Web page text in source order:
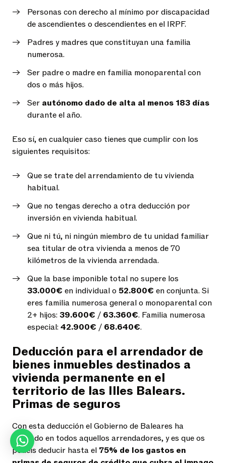
Personas con derecho al mínimo por discapacidad
de ascendientes o descendientes en el IRPF.
Padres y madres que constituyan una familia
numerosa.
Ser padre o madre en familia monoparental con
dos o más hijos.
Ser autónomo dado de alta al menos 183 días
durante el año.
Eso sí, en cualquier caso tienes que cumplir con los
siguientes requisitos:
Que se trate del arrendamiento de tu vivienda
habitual.
Que no tengas derecho a otra deducción por
inversión en vivienda habitual.
Que ni tú, ni ningún miembro de tu unidad familiar
sea titular de otra vivienda a menos de 70
kilómetros de la vivienda arrendada.
Que la base imponible total no supere los
33.000€ en individual o 52.800€ en conjunta. Si
eres familia numerosa general o monoparental con
2+ hijos: 39.600€ / 63.360€. Familia numerosa
especial: 42.900€ / 68.640€.
Deducción para el arrendador de
bienes inmuebles destinados a
vivienda permanente en el
territorio de las Illes Balears.
Primas de seguros
Con esta deducción el Gobierno de Baleares ha
pensado en todos aquellos arrendadores, y es que os
podéis deducir hasta el 75% de los gastos en